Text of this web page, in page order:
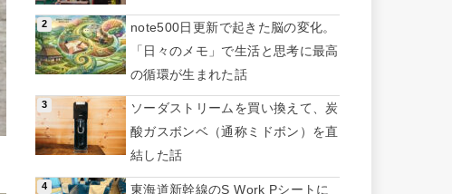
note500日更新で起きた脳の変化。
「日々のメモ」で生活と思考に最高
の循環が生まれた話
ソーダストリームを買い換えて、炭
酸ガスボンベ（通称ミドボン）を直
結した話
東海道新幹線のS Work Pシートに